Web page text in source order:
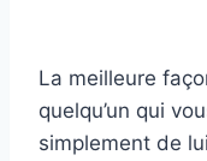
La meilleure
quelqu’un qui
simplement de